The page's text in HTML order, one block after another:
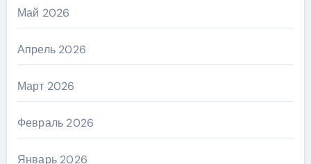
Май 2026
Апрель 2026
Март 2026
Февраль 2026
Январь 2026